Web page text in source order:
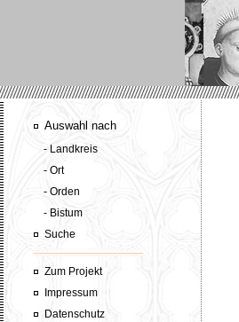
Auswahl nach
- Landkreis
- Ort
- Orden
- Bistum
Suche
Zum Projekt
Impressum
Datenschutz